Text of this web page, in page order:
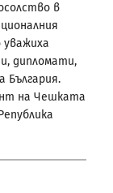
в
уважиха
дипломати,
България.
на Чешката